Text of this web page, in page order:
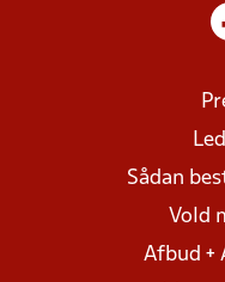
Sådan
Vold
Afbud +